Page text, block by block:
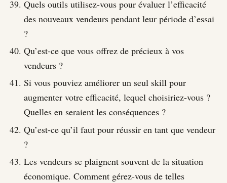
Quels outils utilisez-vous pour évaluer l’efficacité
des nouveaux vendeurs pendant leur période d’essai
?
Qu’est-ce que vous offrez de précieux à vos
vendeurs ?
Si vous pouviez améliorer un seul skill pour
augmenter votre efficacité, lequel choisiriez-vous ?
Quelles en seraient les conséquences ?
Qu’est-ce qu’il faut pour réussir en tant que vendeur
?
Les vendeurs se plaignent souvent de la situation
économique. Comment gérez-vous de telles